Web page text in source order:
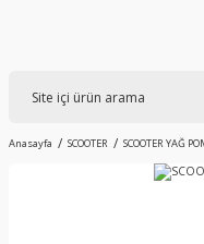
Anasayfa SCOOTER SCOOTER YAĞ